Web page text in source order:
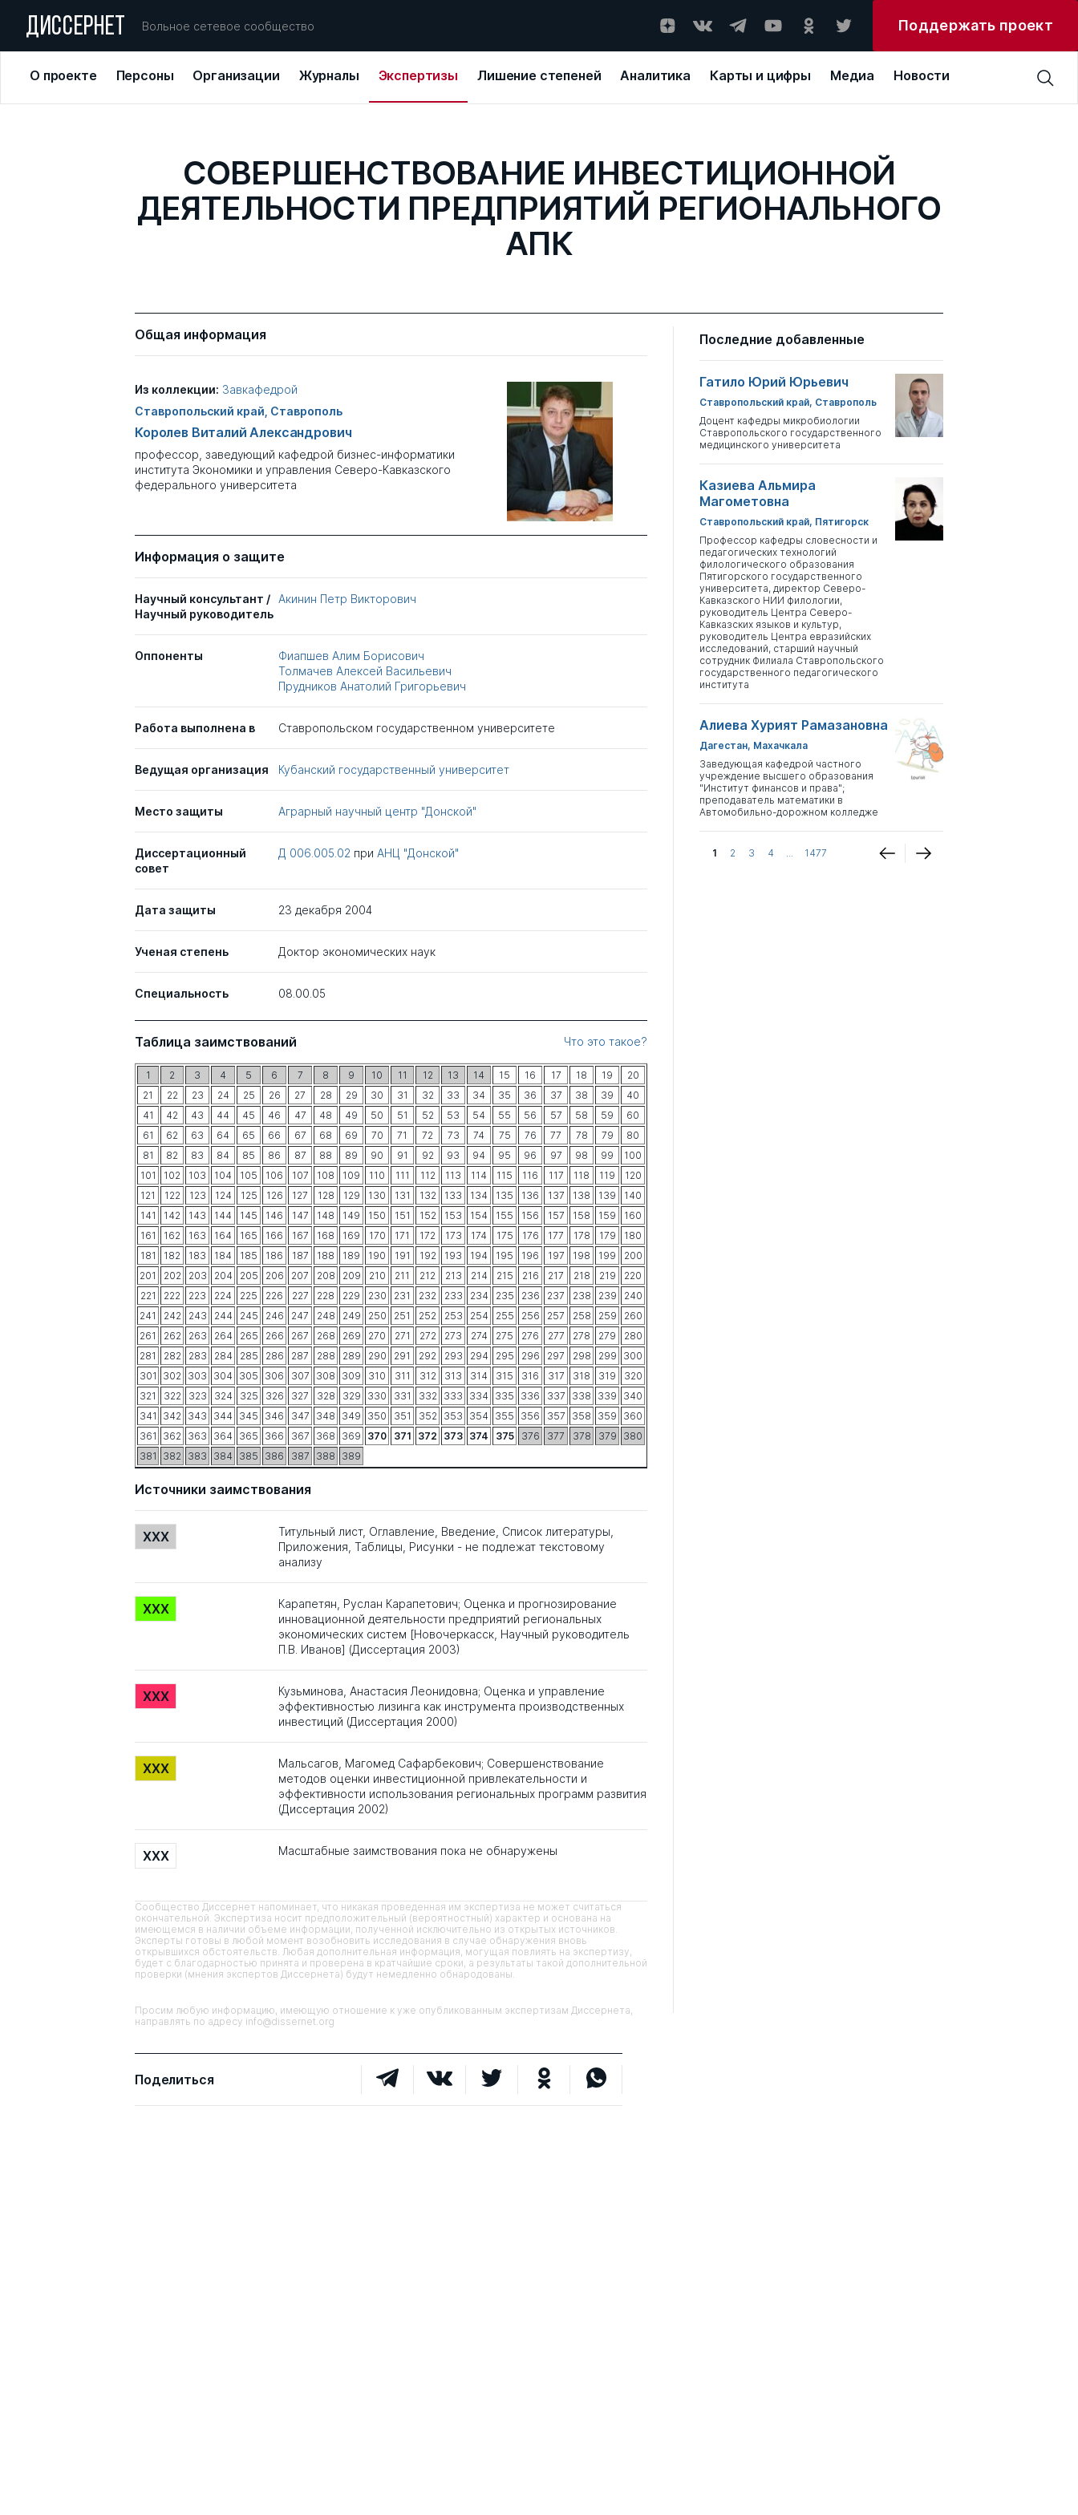
ДИССЕРНЕТ Вольное сетевое сообщество Поддержать проект
О проекте Персоны Организации Журналы Экспертизы Лишение степеней Аналитика Карты и цифры Медиа Новости
СОВЕРШЕНСТВОВАНИЕ ИНВЕСТИЦИОННОЙ
ДЕЯТЕЛЬНОСТИ ПРЕДПРИЯТИЙ РЕГИОНАЛЬНОГО
АПК
Общая информация
Из коллекции: Завкафедрой
Ставропольский край, Ставрополь
Королев Виталий Александрович
профессор, заведующий кафедрой бизнес-информатики
института Экономики и управления Северо-Кавказского
федерального университета
Информация о защите
Научный консультант /
Научный руководитель
Акинин Петр Викторович
Оппоненты
Фиапшев Алим Борисович
Толмачев Алексей Васильевич
Прудников Анатолий Григорьевич
Работа выполнена в Ставропольском государственном университете
Ведущая организация Кубанский государственный университет
Место защиты Аграрный научный центр "Донской"
Диссертационный
совет
Д 006.005.02 при АНЦ "Донской"
Дата защиты 23 декабря 2004
Ученая степень Доктор экономических наук
Специальность 08.00.05
Таблица заимствований Что это такое?
1 2 3 4 5 6 7 8 9 10 11 12 13 14 15 16 17 18 19
20
21
22 23 24 25 26 27 28 29 30 31 32 33 34 35 36 37 38 39
40
41
42 43 44 45 46 47 48 49 50 51 52 53 54 55 56 57 58 59
60
61
62 63 64 65 66 67 68 69 70 71 72 73 74 75 76 77 78 79
80
81
82 83 84 85 86 87 88 89 90 91 92 93 94 95 96 97 98 99
100
101
102 103 104 105 106 107 108 109 110 111 112 113 114 115 116 117 118 119
120
121
122 123 124 125 126 127 128 129 130 131 132 133 134 135 136 137 138 139
140
141
142 143 144 145 146 147 148 149 150 151 152 153 154 155 156 157 158 159
160
161
162 163 164 165 166 167 168 169 170 171 172 173 174 175 176 177 178 179
180
181
182 183 184 185 186 187 188 189 190 191 192 193 194 195 196 197 198 199
200
201
202 203 204 205 206 207 208 209 210 211 212 213 214 215 216 217 218 219
220
221
222 223 224 225 226 227 228 229 230 231 232 233 234 235 236 237 238 239
240
241
242 243 244 245 246 247 248 249 250 251 252 253 254 255 256 257 258 259
260
261
262 263 264 265 266 267 268 269 270 271 272 273 274 275 276 277 278 279
280
281
282 283 284 285 286 287 288 289 290 291 292 293 294 295 296 297 298 299
300
301
302 303 304 305 306 307 308 309 310 311 312 313 314 315 316 317 318 319
320
321
322 323 324 325 326 327 328 329 330 331 332 333 334 335 336 337 338 339
340
341
342 343 344 345 346 347 348 349 350 351 352 353 354 355 356 357 358 359
360
361
362 363 364 365 366 367 368 369 370 371 372 373 374 375 376 377 378 379
380
381
382 383 384 385 386 387 388 389
Источники заимствования
XXX
Титульный лист, Оглавление, Введение, Список литературы,
Приложения, Таблицы, Рисунки - не подлежат текстовому
анализу
XXX
Карапетян, Руслан Карапетович; Оценка и прогнозирование
инновационной деятельности предприятий региональных
экономических систем [Новочеркасск, Научный руководитель
П.В. Иванов] (Диссертация 2003)
XXX
Кузьминова, Анастасия Леонидовна; Оценка и управление
эффективностью лизинга как инструмента производственных
инвестиций (Диссертация 2000)
XXX
Мальсагов, Магомед Сафарбекович; Совершенствование
методов оценки инвестиционной привлекательности и
эффективности использования региональных программ развития
(Диссертация 2002)
XXX Масштабные заимствования пока не обнаружены
Сообщество Диссернет напоминает, что никакая проведенная им экспертиза не может считаться
окончательной. Экспертиза носит предположительный (вероятностный) характер и основана на
имеющемся в наличии объеме информации, полученной исключительно из открытых источников.
Эксперты готовы в любой момент возобновить исследования в случае обнаружения вновь
открывшихся обстоятельств. Любая дополнительная информация, могущая повлиять на экспертизу,
будет с благодарностью принята и проверена в кратчайшие сроки, а результаты такой дополнительной
проверки (мнения экспертов Диссернета) будут немедленно обнародованы.
Просим любую информацию, имеющую отношение к уже опубликованным экспертизам Диссернета,
направлять по адресу info@dissernet.org
Поделиться
Последние добавленные
Гатило Юрий Юрьевич
Ставропольский край, Ставрополь
Доцент кафедры микробиологии
Ставропольского государственного
медицинского университета
Казиева Альмира
Магометовна
Ставропольский край, Пятигорск
Профессор кафедры словесности и
педагогических технологий
филологического образования
Пятигорского государственного
университета, директор Северо-
Кавказского НИИ филологии,
руководитель Центра Северо-
Кавказских языков и культур,
руководитель Центра евразийских
исследований, старший научный
сотрудник Филиала Ставропольского
государственного педагогического
института
Алиева Хурият Рамазановна
Дагестан, Махачкала
Заведующая кафедрой частного
учреждение высшего образования
"Институт финансов и права";
преподаватель математики в
Автомобильно-дорожном колледже
1 2 3 4 ... 1477